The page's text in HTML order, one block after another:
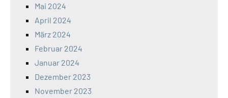
Mai 2024
April 2024
März 2024
Februar 2024
Januar 2024
Dezember 2023
November 2023